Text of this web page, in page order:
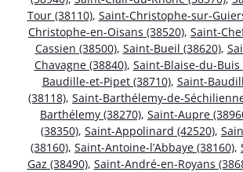
Tour (38110), Saint-Christophe-sur-
Christophe-en-Oisans (38520), Saint-
Cassien (38500), Saint-Bueil (38620),
Chavagne (38840), Saint-Blaise-du-Buis
Baudille-et-Pipet (38710), Saint-
(38118), Saint-Barthélemy-de-
Barthélemy (38270), Saint-Aupre
(38350), Saint-Appolinard (42520),
(38160), Saint-Antoine-l’Abbaye (38160),
Gaz (38490), Saint-André-en-Royans